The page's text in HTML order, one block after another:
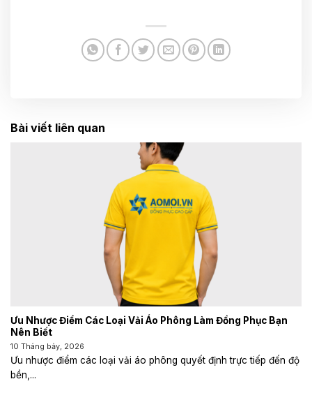
Bài viết liên quan
Ưu Nhược Điểm Các Loại Vải Áo Phông Làm Đồng Phục Bạn
Nên Biết
10 Tháng bảy, 2026
Ưu nhược điểm các loại vải áo phông quyết định trực tiếp đến độ
bền,...